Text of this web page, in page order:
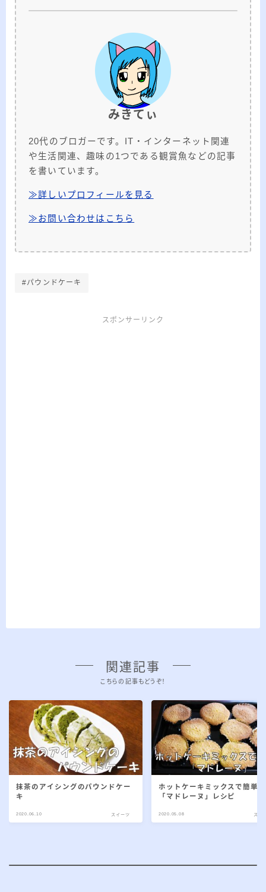
みきてぃ
20代のブロガーです。IT・インターネット関連
や生活関連、趣味の1つである観賞魚などの記事
を書いています。
≫詳しいプロフィールを見る
≫お問い合わせはこちら
#パウンドケーキ
スポンサーリンク
関連記事
こちらの記事もどうぞ！
抹茶のアイシングのパウンドケー
キ
2020.06.10 スイーツ
ホットケーキミックスで簡単！
「マドレーヌ」レシピ
2020.05.08 スイ